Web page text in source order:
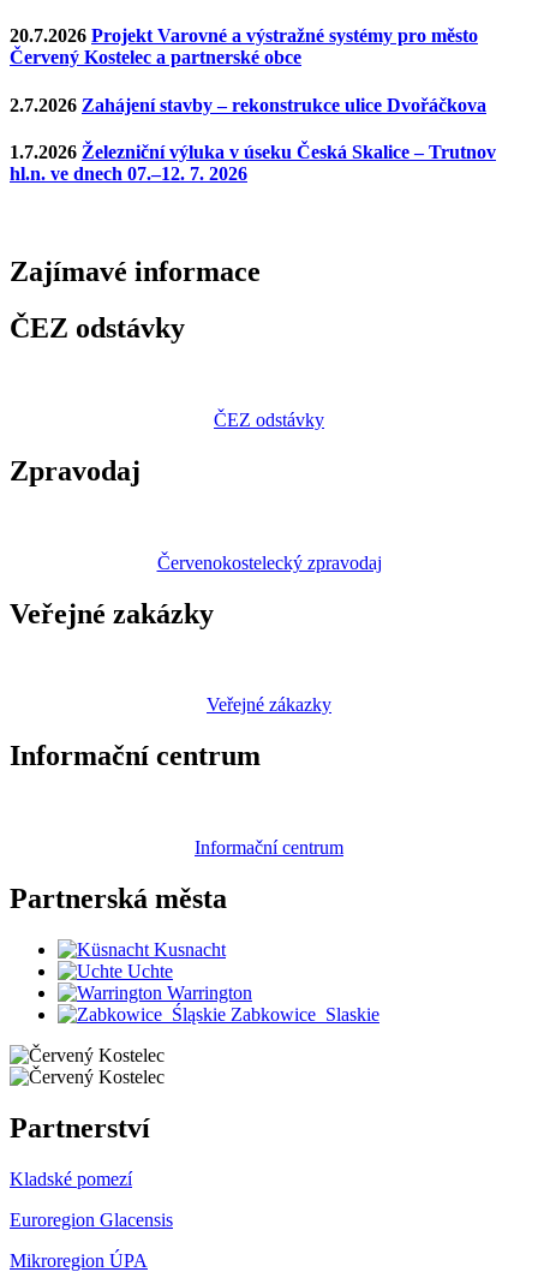
20.7.2026 Projekt Varovné a výstražné systémy pro město
Červený Kostelec a partnerské obce
2.7.2026 Zahájení stavby – rekonstrukce ulice Dvořáčkova
1.7.2026 Železniční výluka v úseku Česká Skalice – Trutnov
hl.n. ve dnech 07.–12. 7. 2026
Zajímavé informace
ČEZ odstávky
ČEZ odstávky
Zpravodaj
Červenokostelecký zpravodaj
Veřejné zakázky
Veřejné zákazky
Informační centrum
Informační centrum
Partnerská města
Kusnacht
Uchte
Warrington
Zabkowice_Slaskie
Partnerství
Kladské pomezí
Euroregion Glacensis
Mikroregion ÚPA